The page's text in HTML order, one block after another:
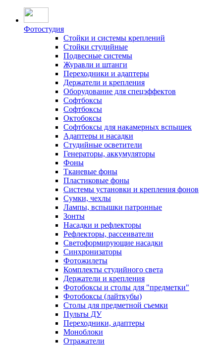
Фотостудия
Стойки и системы креплений
Стойки студийные
Подвесные системы
Журавли и штанги
Переходники и адаптеры
Держатели и крепления
Оборудование для спецэффектов
Софтбоксы
Софтбоксы
Октобоксы
Софтбоксы для накамерных вспышек
Адаптеры и насадки
Студийные осветители
Генераторы, аккумуляторы
Фоны
Тканевые фоны
Пластиковые фоны
Системы установки и крепления фонов
Сумки, чехлы
Лампы, вспышки патронные
Зонты
Насадки и рефлекторы
Рефлекторы, рассеиватели
Светоформирующие насадки
Синхронизаторы
Фотожилеты
Комплекты студийного света
Держатели и крепления
Фотобоксы и столы для "предметки"
Фотобоксы (лайткубы)
Столы для предметной съемки
Пульты ДУ
Переходники, адаптеры
Моноблоки
Отражатели